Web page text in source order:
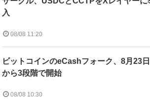
入
08/08 11:20
ビットコインのeCashフォーク、8月23日
から3段階で開始
08/08 10:30